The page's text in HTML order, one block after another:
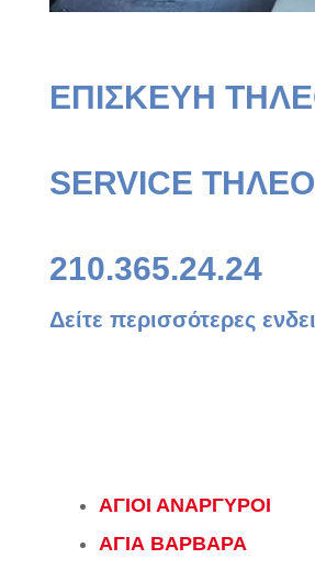
ΕΠΙΣΚΕΥΗ
SERVICE
210.365.24.24
Δείτε περισσότερες
ΑΓΙΟΙ ΑΝΑΡΓΥΡΟΙ
ΑΓΙΑ ΒΑΡΒΑΡΑ